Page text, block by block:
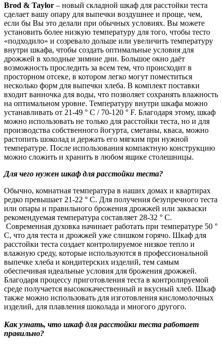
Brod & Taylor – новый складной шкаф для расстойки теста
сделает вашу опару для выпечки воздушнее и проще, чем,
если бы Вы это делали при обычных условиях. Вы можете
установить более низкую температуру для того, чтобы тесто
«подходило» и созревало дольше или увеличить температуру
внутри шкафа, чтобы создать оптимальные условия для
дрожжей в холодные зимние дни. Большое окно даёт
возможность проследить за всем тем, что происходит в
просторном отсеке, в котором легко могут поместиться
несколько форм для выпечки хлеба. В комплект поставки
входит ванночка для воды, что позволяет сохранять влажность
на оптимальном уровне. Температуру внутри шкафа можно
устанавливать от 21-49 ° C / 70-120 ° F. Благодаря этому, шкаф
можно использовать не только для расстойки теста, но и для
производства собственного йогурта, сметаны, кваса, можно
растопить шоколад и держать его мягким при нужной
температуре. После использования компактную конструкцию
можно сложить и хранить в любом ящике столешницы.
Для чего нужен шкаф для расстойки теста?
Обычно, комнатная температура в наших домах и квартирах
редко превышает 21-22 ° C. Для получения безупречного теста
или опары и правильного брожения дрожжей или закваски
рекомендуемая температура составляет 28-32 ° C.
Современная духовка начинает работать при температуре 50 °
C, что для теста и дрожжей уже слишком горячо. Шкаф для
расстойки теста создает контролируемое низкое тепло и
влажную среду, которые используются в профессиональной
выпечке хлеба и кондитерских изделий, тем самым
обеспечивая идеальные условия для брожения дрожжей.
Благодаря процессу приготовления теста в контролируемой
среде получается высококачественный и вкусный хлеб. Шкаф
также можно использовать для изготовления кисломолочных
изделий, для плавления шоколада и многого другого.
Как узнать, что шкаф для расстойки теста работает
правильно?